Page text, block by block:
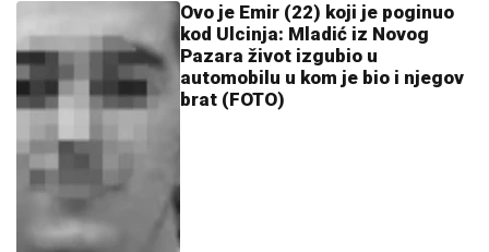
Ovo je Emir (22) koji je poginuo
kod Ulcinja: Mladić iz Novog
Pazara život izgubio u
automobilu u kom je bio i njegov
brat (FOTO)